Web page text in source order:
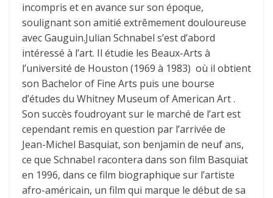
incompris et en avance sur son époque,
soulignant son amitié extrêmement douloureuse
avec Gauguin.Julian Schnabel s’est d’abord
intéressé à l’art. Il étudie les Beaux-Arts à
l’université de Houston (1969 à 1983) où il obtient
son Bachelor of Fine Arts puis une bourse
d’études du Whitney Museum of American Art .
Son succès foudroyant sur le marché de l’art est
cependant remis en question par l’arrivée de
Jean-Michel Basquiat, son benjamin de neuf ans,
ce que Schnabel racontera dans son film Basquiat
en 1996, dans ce film biographique sur l’artiste
afro-américain, un film qui marque le début de sa